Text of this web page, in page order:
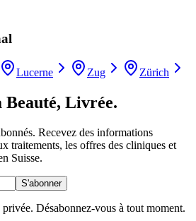
Lucerne Zug Zürich
Beauté, Livrée.
Recevez des informations
traitements, les offres des cliniques et
Suisse.
S'abonner
Désabonnez-vous à tout moment.